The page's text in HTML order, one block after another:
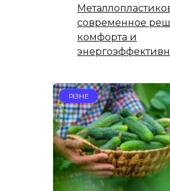
современное
комфорта и
РІЗНЕ